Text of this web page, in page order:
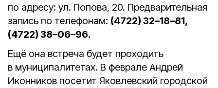
по адресу: ул. Попова, 20. Предварительная
запись по телефонам: (4722) 32–18–81,
(4722) 38–06–96.
Ещё она встреча будет проходить
в муниципалитетах. В феврале Андрей
Иконников посетит Яковлевский городской